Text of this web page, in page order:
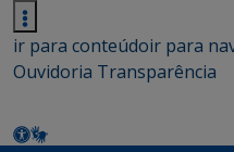
ir para conteúdoir para
Ouvidoria Transparência